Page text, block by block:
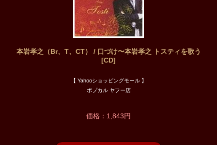
本岩孝之（Br、T、CT） / 口づけ〜本岩孝之 トスティを歌う
[CD]
【 Yahooショッピングモール 】
ポプカル ヤフー店
価格：1,843円